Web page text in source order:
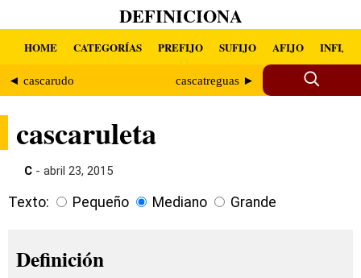
DEFINICIONA
HOME CATEGORÍAS PREFIJO SUFIJO AFIJO INFIJO
◄ cascarudo cascatreguas ►
cascaruleta
C - abril 23, 2015
Texto: Pequeño Mediano Grande
Definición